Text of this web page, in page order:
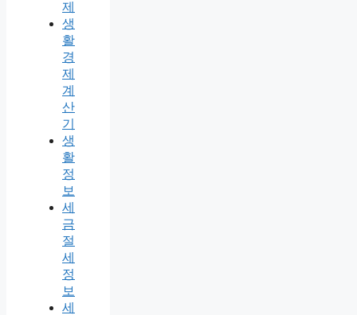
제
생
활
경
제
계
산
기
생
활
정
보
세
금
절
세
정
보
세